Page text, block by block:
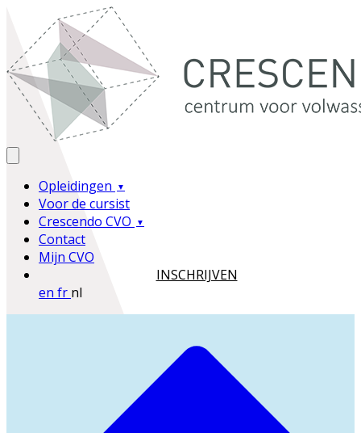
Opleidingen
Voor de cursist
Crescendo CVO
Contact
Mijn CVO
INSCHRIJVEN
en fr nl